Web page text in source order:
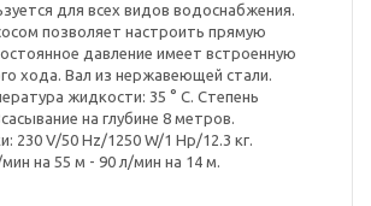
для всех видов водоснабжения.
позволяет настроить прямую
давление имеет встроенную
хода. Вал из нержавеющей стали.
жидкости: 35 ° C. Степень
на глубине 8 метров.
230 V/50 Hz/1250 W/1 Hp/12.3 кг.
на 55 м - 90 л/мин на 14 м.